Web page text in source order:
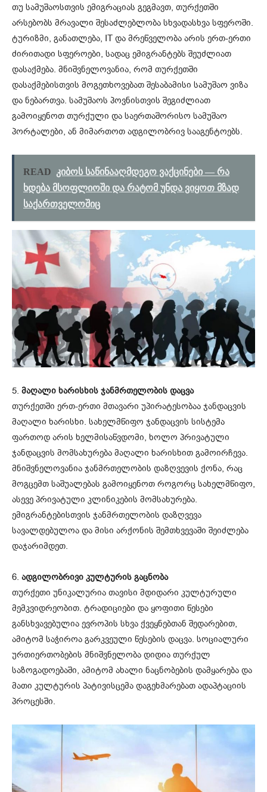
თუ სამუშაოსთვის ემიგრაციას გეგმავთ, თურქეთში
არსებობს მრავალი შესაძლებლობა სხვადასხვა სფეროში.
ტურიზმი, განათლება, IT და მრეწველობა არის ერთ-ერთი
ძირითადი სფეროები, სადაც ემიგრანტებს შეუძლიათ
დასაქმება. მნიშვნელოვანია, რომ თურქეთში
დასაქმებისთვის მოგეთხოვებათ შესაბამისი სამუშაო ვიზა
და ნებართვა. სამუშაოს პოვნისთვის შეგიძლიათ
გამოიყენოთ თურქული და საერთაშორისო სამუშაო
პორტალები, ან მიმართოთ ადგილობრივ სააგენტოებს.
READ კიბოს საწინააღმდეგო ვაქცინები — რა
ხდება მსოფლიოში და რატომ უნდა ვიყოთ მზად
საქართველოშიც
5. მაღალი ხარისხის ჯანმრთელობის დაცვა
თურქეთში ერთ-ერთი მთავარი უპირატესობაა ჯანდაცვის
მაღალი ხარისხი. სახელმწიფო ჯანდაცვის სისტემა
ფართოდ არის ხელმისაწვდომი, ხოლო პრივატული
ჯანდაცვის მომსახურება მაღალი ხარისხით გამოირჩევა.
მნიშვნელოვანია ჯანმრთელობის დაზღვევის ქონა, რაც
მოგცემთ საშუალებას გამოიყენოთ როგორც სახელმწიფო,
ასევე პრივატული კლინიკების მომსახურება.
ემიგრანტებისთვის ჯანმრთელობის დაზღვევა
სავალდებულოა და მისი არქონის შემთხვევაში შეიძლება
დაჯარიმდეთ.
6. ადგილობრივი კულტურის გაცნობა
თურქეთი უნიკალურია თავისი მდიდარი კულტურული
მემკვიდრეობით. ტრადიციები და ყოფითი წესები
განსხვავებულია ევროპის სხვა ქვეყნებთან შედარებით,
ამიტომ საჭიროა გარკვეული წესების დაცვა. სოციალური
ურთიერთობების მნიშვნელობა დიდია თურქულ
საზოგადოებაში, ამიტომ ახალი ნაცნობების დამყარება და
მათი კულტურის პატივისცემა დაგეხმარებათ ადაპტაციის
პროცესში.